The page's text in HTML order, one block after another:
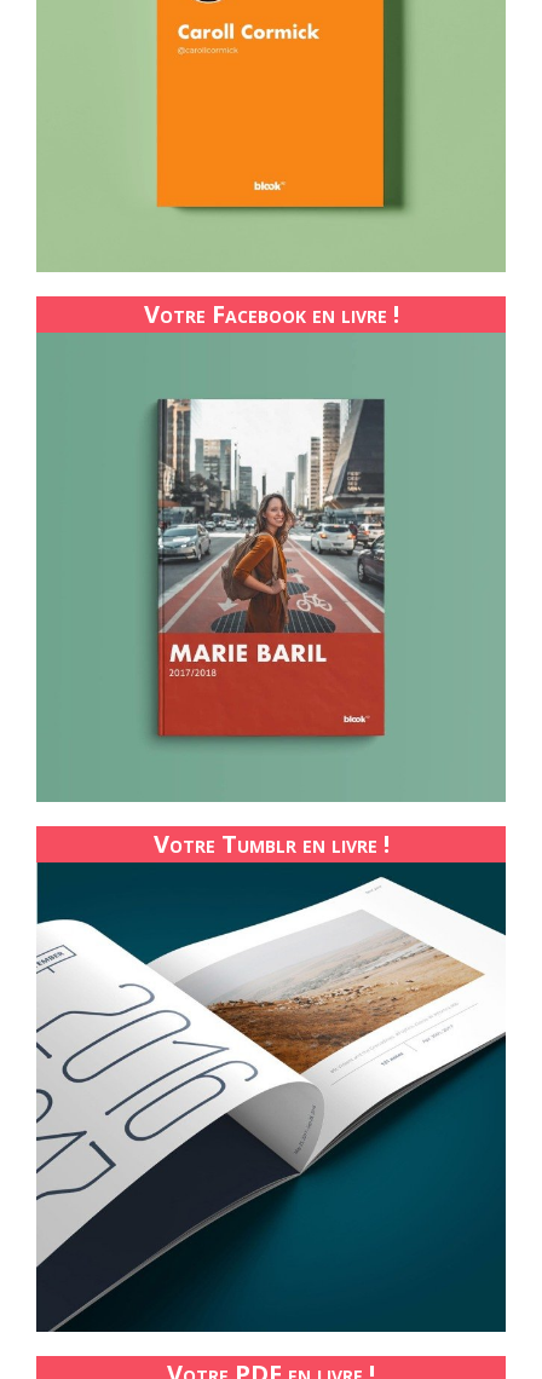
Votre Facebook en livre !
Votre Tumblr en livre !